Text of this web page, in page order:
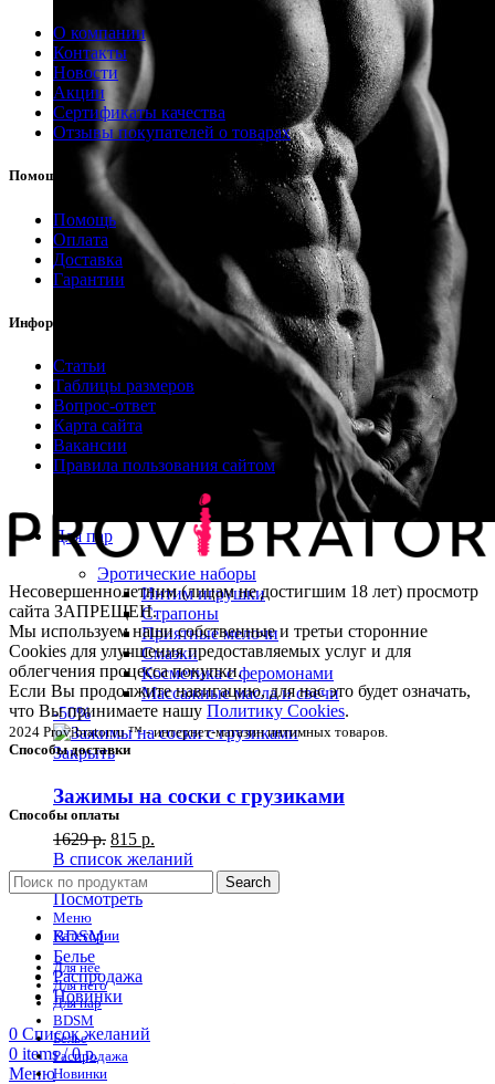
Для пар
Эротические наборы
Интим игрушки
Страпоны
Приятные мелочи
Смазки
Косметика с феромонами
Массажные масла и свечи
-50%
Закрыть
Зажимы на соски с грузиками
1629р. 815 р.
В список желаний
В корзину
Посмотреть
BDSM
Белье
Распродажа
Новинки
0 Список желаний
0 items / 0р.
Меню
8(800)201-81-69
info@provibrator.ru
О компании
Контакты
Новости
Акции
Сертификаты качества
Отзывы покупателей о товарах
Помощь
Помощь
Оплата
Доставка
Гарантии
Информация
Статьи
Таблицы размеров
Вопрос-ответ
Карта сайта
Вакансии
Правила пользования сайтом
Несовершеннолетним (лицам не достигшим 18 лет) просмотр
сайта ЗАПРЕЩЕН.
Мы используем наши собственные и третьи сторонние
Cookies для улучшения предоставляемых услуг и для
облегчения процесса покупки.
Если Вы продолжите навигацию, для нас это будет означать,
что Вы принимаете нашу Политику Cookies.
2024 Provibrator.ru ™ - интернет-магазин интимных товаров.
Способы доставки
Способы оплаты
Search
Меню
Категории
Для нее
Для него
Для пар
BDSM
Белье
Распродажа
Новинки